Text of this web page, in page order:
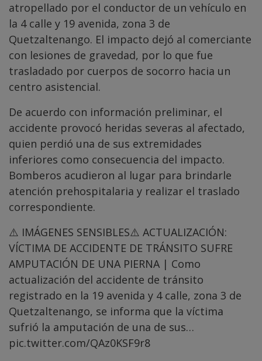
atropellado por el conductor de un vehículo en
la 4 calle y 19 avenida, zona 3 de
Quetzaltenango. El impacto dejó al comerciante
con lesiones de gravedad, por lo que fue
trasladado por cuerpos de socorro hacia un
centro asistencial.
De acuerdo con información preliminar, el
accidente provocó heridas severas al afectado,
quien perdió una de sus extremidades
inferiores como consecuencia del impacto.
Bomberos acudieron al lugar para brindarle
atención prehospitalaria y realizar el traslado
correspondiente.
⚠️ IMÁGENES SENSIBLES⚠️ ACTUALIZACIÓN:
VÍCTIMA DE ACCIDENTE DE TRÁNSITO SUFRE
AMPUTACIÓN DE UNA PIERNA | Como
actualización del accidente de tránsito
registrado en la 19 avenida y 4 calle, zona 3 de
Quetzaltenango, se informa que la víctima
sufrió la amputación de una de sus…
pic.twitter.com/QAz0KSF9r8